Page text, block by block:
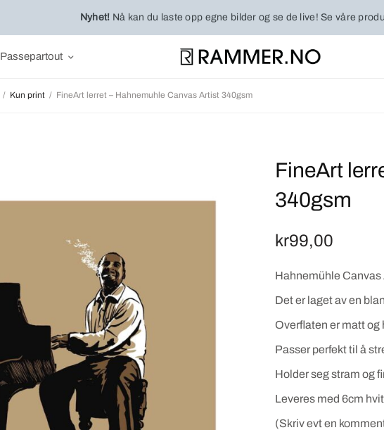
Nyhet! Nå kan du laste opp egne bilder og se de live! Se våre
Passepartout
/ Kun print / FineArt lerret – Hahnemuhle Canvas Artist 340gsm
FineArt
340gsm
kr99,00
Hahnemühle Canvas
Det er laget av en
Overflaten er matt og
Passer perfekt til å
Holder seg stram og
Leveres med 6cm
(Skriv evt en